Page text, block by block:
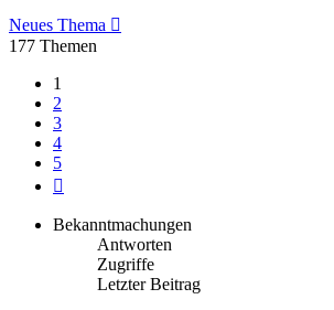
Neues Thema
177 Themen
1
2
3
4
5
Bekanntmachungen
Antworten
Zugriffe
Letzter Beitrag